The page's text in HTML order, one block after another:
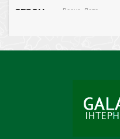
СЕЗОН Весна, Лето